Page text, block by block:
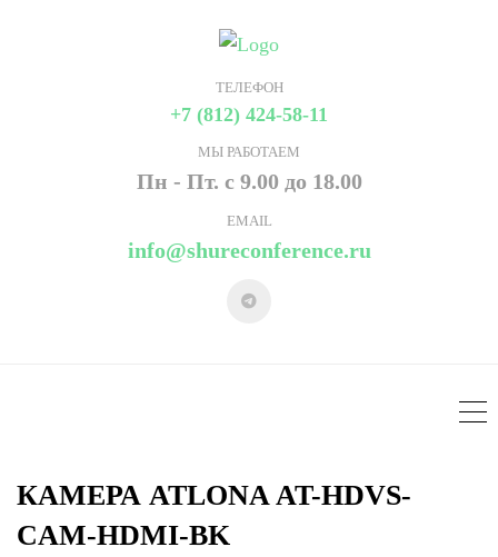
ТЕЛЕФОН
+7 (812) 424-58-11
МЫ РАБОТАЕМ
Пн - Пт. с 9.00 до 18.00
EMAIL
info@shureconference.ru
КАМЕРА ATLONA AT-HDVS-
CAM-HDMI-BK